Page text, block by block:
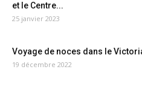
et le Centre...
25 janvier 2023
Voyage de noces dans le
19 décembre 2022